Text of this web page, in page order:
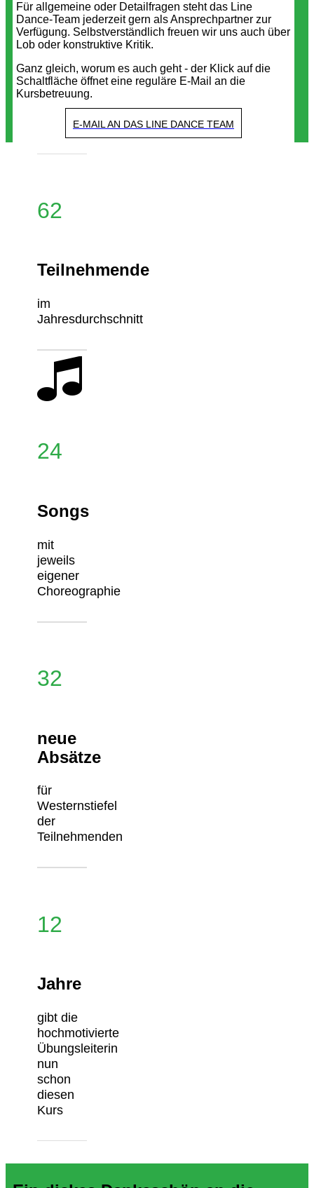
Für allgemeine oder Detailfragen steht das Line
Dance-Team jederzeit gern als Ansprechpartner zur
Verfügung. Selbstverständlich freuen wir uns auch über
Lob oder konstruktive Kritik.
Ganz gleich, worum es auch geht - der Klick auf die
Schaltfläche öffnet eine reguläre E-Mail an die
Kursbetreuung.
E-MAIL AN DAS LINE DANCE TEAM
62
Teilnehmende
im
Jahresdurchschnitt
24
Songs
mit
jeweils
eigener
Choreographie
32
neue
Absätze
für
Westernstiefel
der
Teilnehmenden
12
Jahre
gibt die
hochmotivierte
Übungsleiterin
nun
schon
diesen
Kurs